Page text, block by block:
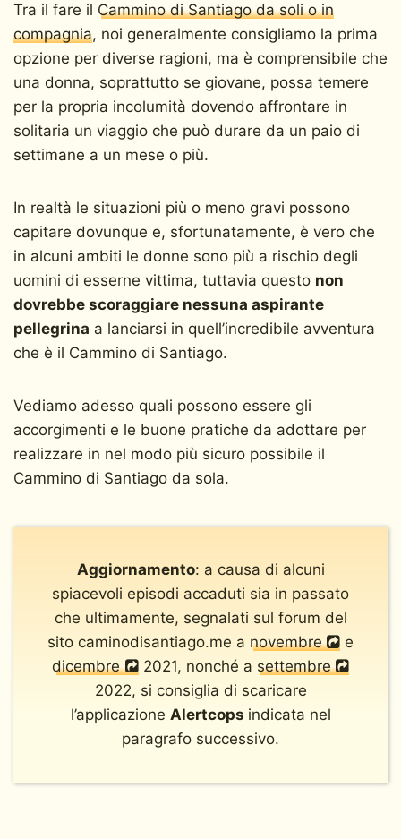
Tra il fare il Cammino di Santiago da soli o in
compagnia, noi generalmente consigliamo la prima
opzione per diverse ragioni, ma è comprensibile che
una donna, soprattutto se giovane, possa temere
per la propria incolumità dovendo affrontare in
solitaria un viaggio che può durare da un paio di
settimane a un mese o più.
In realtà le situazioni più o meno gravi possono
capitare dovunque e, sfortunatamente, è vero che
in alcuni ambiti le donne sono più a rischio degli
uomini di esserne vittima, tuttavia questo non
dovrebbe scoraggiare nessuna aspirante
pellegrina a lanciarsi in quell’incredibile avventura
che è il Cammino di Santiago.
Vediamo adesso quali possono essere gli
accorgimenti e le buone pratiche da adottare per
realizzare in nel modo più sicuro possibile il
Cammino di Santiago da sola.
Aggiornamento: a causa di alcuni
spiacevoli episodi accaduti sia in passato
che ultimamente, segnalati sul forum del
sito caminodisantiago.me a novembre
e
dicembre
2021, nonché a settembre
2022, si consiglia di scaricare
l’applicazione Alertcops indicata nel
paragrafo successivo.